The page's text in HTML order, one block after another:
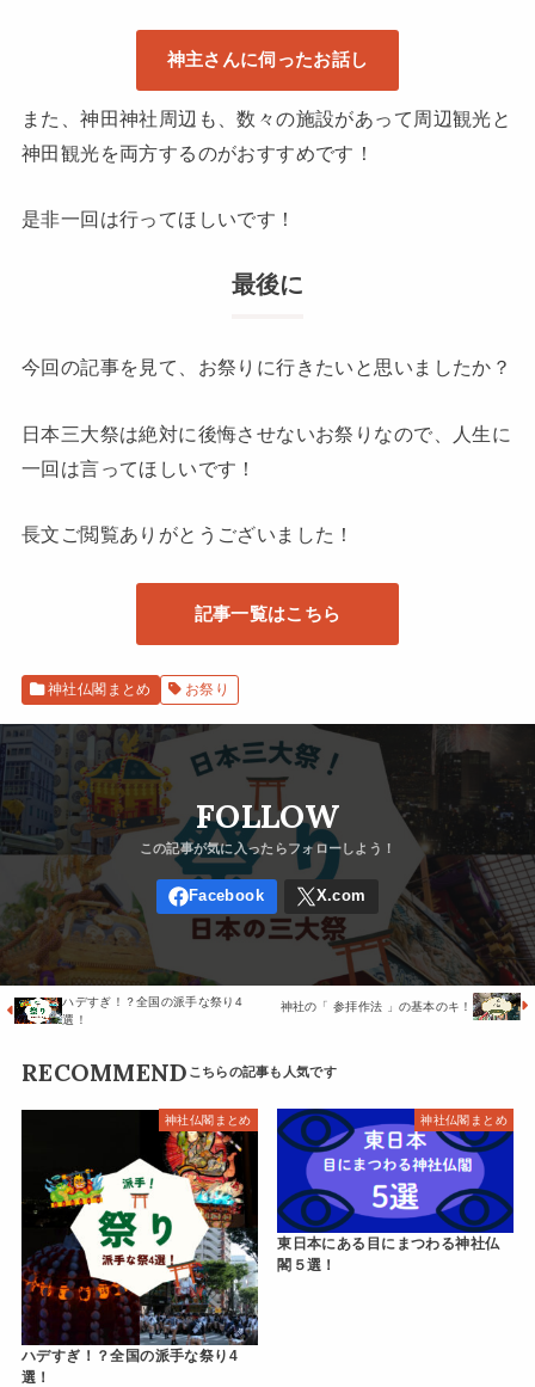
神主さんに伺ったお話し
また、神田神社周辺も、数々の施設があって周辺観光と
神田観光を両方するのがおすすめです！
是非一回は行ってほしいです！
最後に
今回の記事を見て、お祭りに行きたいと思いましたか？
日本三大祭は絶対に後悔させないお祭りなので、人生に
一回は言ってほしいです！
長文ご閲覧ありがとうございました！
記事一覧はこちら
神社仏閣まとめ お祭り
FOLLOW
ハデすぎ！？全国の派手な祭り4
選！
神社の「 参拝作法 」の基本のキ！
RECOMMEND
神社仏閣まとめ
ハデすぎ！？全国の派手な祭り4
選！
神社仏閣まとめ
東日本にある目にまつわる神社仏
閣５選！